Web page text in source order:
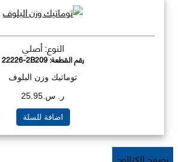
النوع: أصلي
رقم القطعة:22226-2B209
توماتيك وزن البلوف
ر. س.25.95
اضافة للسلة
تصفح الكتالوج